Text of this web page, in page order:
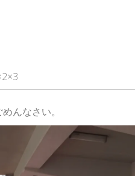
んなさい。